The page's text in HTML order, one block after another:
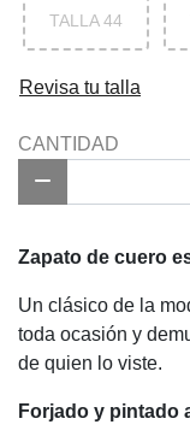
TALLA 44
Revisa tu talla
CANTIDAD
Zapato de cuero
Un clásico de la
toda ocasión y
de quien lo viste.
Forjado y pintado